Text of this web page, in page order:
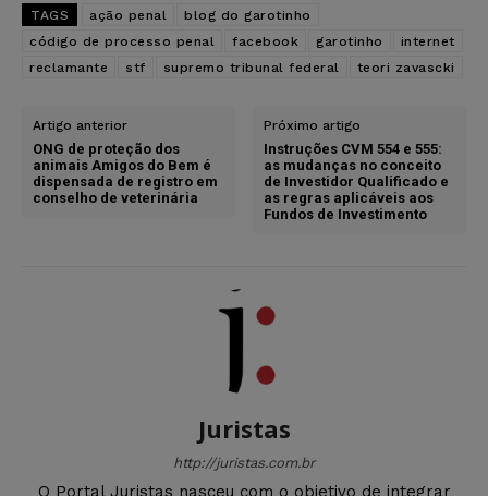
TAGS ação penal
blog do garotinho
código de processo penal
facebook garotinho
internet
reclamante
stf supremo tribunal federal teori zavascki
Artigo anterior
ONG de proteção dos
animais Amigos do Bem é
dispensada de registro em
conselho de veterinária
Próximo artigo
Instruções CVM 554 e 555:
as mudanças no conceito
de Investidor Qualificado e
as regras aplicáveis aos
Fundos de Investimento
Juristas
http://juristas.com.br
O Portal Juristas nasceu com o objetivo de integrar